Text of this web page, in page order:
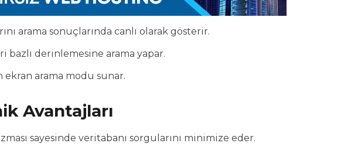
arama sonuçlarında canlı olarak gösterir.
bazlı derinlemesine arama yapar.
arama modu sunar.
Avantajları
sayesinde veritabanı sorgularını minimize eder.